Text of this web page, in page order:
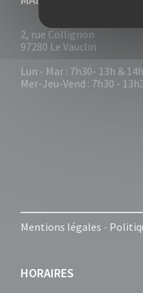
2, rue Collignon
97280 Le Vauclin
Lun - Mar : 7h30- 13h &
Mer-Jeu-Vend : 7h30 -
Mentions légales -
HORAIRES